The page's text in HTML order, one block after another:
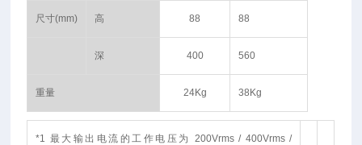
尺寸(mm) 高 88 88
深 400 560
重量 24Kg 38Kg
*1 最大输出电流的工作电压为 200Vrms / 400Vrms /